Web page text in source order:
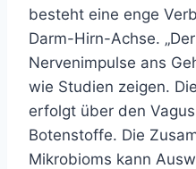
besteht eine enge
Darm-Hirn-Achse.
Nervenimpulse ans
wie Studien zeigen.
erfolgt über den
Botenstoffe. Die
Mikrobioms kann